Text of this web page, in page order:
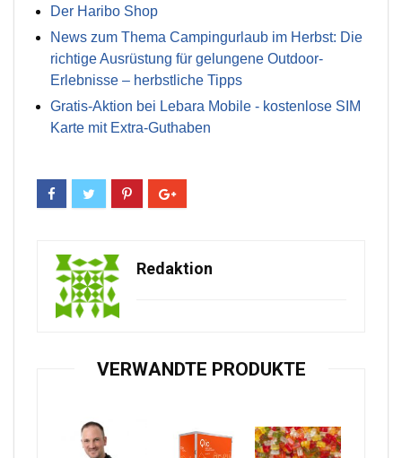
Der Haribo Shop
News zum Thema Campingurlaub im Herbst: Die
richtige Ausrüstung für gelungene Outdoor-
Erlebnisse – herbstliche Tipps
Gratis-Aktion bei Lebara Mobile - kostenlose SIM
Karte mit Extra-Guthaben
Redaktion
VERWANDTE PRODUKTE